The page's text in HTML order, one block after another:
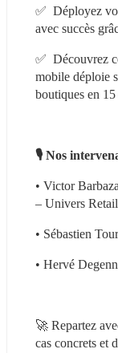
✅  Déployez
avec succès
✅  Découvrez
mobile déploie
boutiques en 15
🎙 Nos
• Victor
– Univers Retail
• Sébastien
• Hervé
🚀 Repartez
cas concrets et